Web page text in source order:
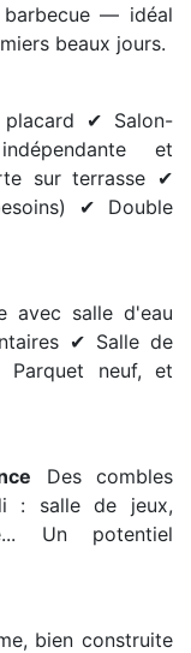
barbecue — idéal
beaux jours.
✔ Salon-
et
sur terrasse ✔
✔ Double
avec salle d'eau
✔ Salle de
Parquet neuf, et
Des combles
: salle de jeux,
Un potentiel
bien construite